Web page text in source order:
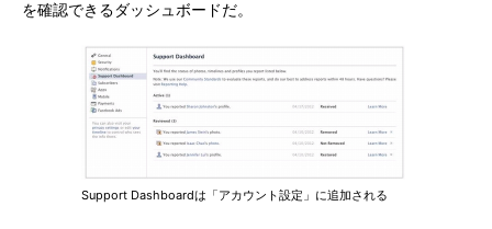
を確認できるダッシュボードだ。
Support Dashboardは「アカウント設定」に追加される